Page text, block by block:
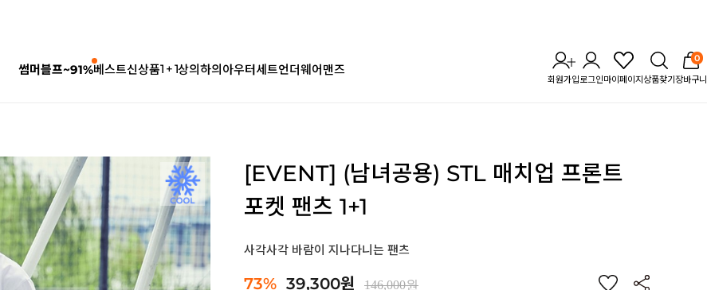
썸머블프~91%베스트신상품1 + 1상의하의아우터세트언더웨어맨즈
회원가입로그인마이페이지 상품찾기
0
장바구니
[EVENT] (남녀공용) STL 매치업 프론트
포켓 팬츠 1+1
사각사각 바람이 지나다니는 팬츠
73% 39,300원 146,000원